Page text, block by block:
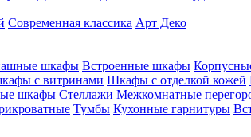
Современная классика Арт Деко
шкафы Встроенные шкафы
с витринами Шкафы c отделкой кожей
шкафы Стеллажи Межкомнатные
Тумбы Кухонные гарнитуры